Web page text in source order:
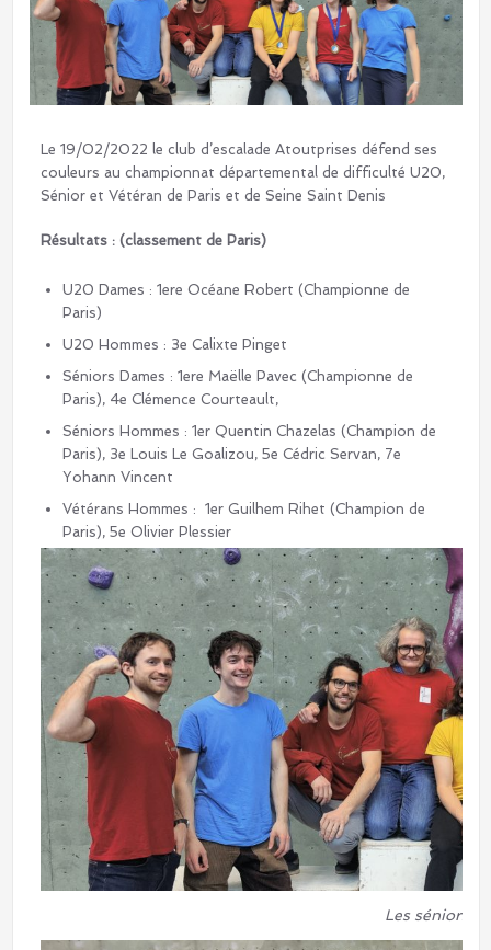
Le 19/02/2022 le club d’escalade Atoutprises défend ses
couleurs au championnat départemental de difficulté U20,
Sénior et Vétéran de Paris et de Seine Saint Denis
Résultats : (classement de Paris)
U20 Dames : 1ere Océane Robert (Championne de
Paris)
U20 Hommes : 3e Calixte Pinget
Séniors Dames : 1ere Maëlle Pavec (Championne de
Paris), 4e Clémence Courteault,
Séniors Hommes : 1er Quentin Chazelas (Champion de
Paris), 3e Louis Le Goalizou, 5e Cédric Servan, 7e
Yohann Vincent
Vétérans Hommes : 1er Guilhem Rihet (Champion de
Paris), 5e Olivier Plessier
Les séniors